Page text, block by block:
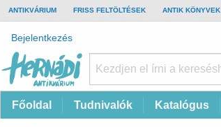
TOP
BAR
ANTIKVÁRIUM FRISS FELTÖLTÉSEK ANTIK KÖNYVEK
Felhasználói
fiók
menüje
Bejelentkezés
Antikvárium
Fő
Főoldal Tudnivalók Katalógus